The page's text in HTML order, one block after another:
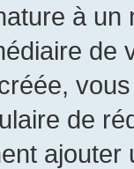
à un
de